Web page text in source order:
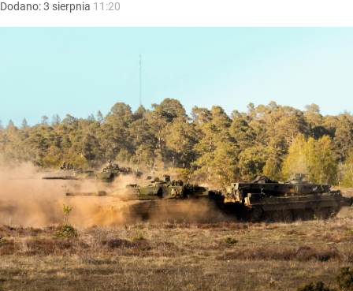
Dodano:3 sierpnia 11:20